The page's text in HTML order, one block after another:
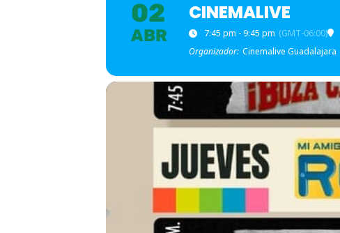
02
ABR
CINEMALIVE
7:45 pm - 9:45 pm (GMT-06:00)
Organizador: Cinemalive Guadalajara